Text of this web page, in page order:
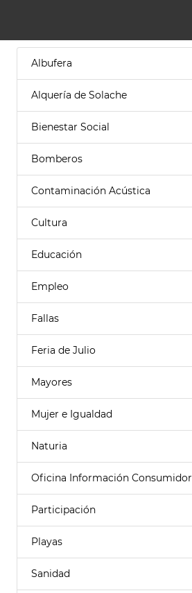
Albufera
Alquería de Solache
Bienestar Social
Bomberos
Contaminación Acústica
Cultura
Educación
Empleo
Fallas
Feria de Julio
Mayores
Mujer e Igualdad
Naturia
Oficina Información Consumidor
Participación
Playas
Sanidad